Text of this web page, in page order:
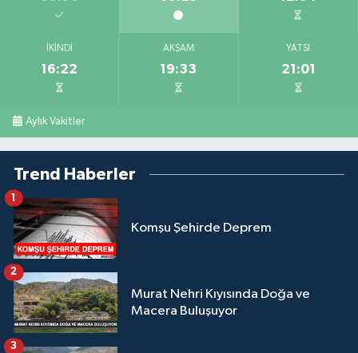
İKINDI
16:22
AKŞAM
19:33
YATSI
21:01
Aylık Vakitler
Trend Haberler
Komşu Şehirde Deprem
1
Murat Nehri Kıyısında Doğa ve
Macera Buluşuyor
2
3